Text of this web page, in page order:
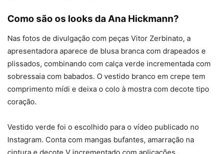
Como são os looks da Ana Hickmann?
Nas fotos de divulgação com peças Vitor Zerbinato, a
apresentadora aparece de blusa branca com drapeados e
plissados, combinando com calça verde incrementada com
sobressaia com babados. O vestido branco em crepe tem
comprimento mídi e deixa o colo à mostra com decote tipo
coração.
Vestido verde foi o escolhido para o vídeo publicado no
Instagram. Conta com mangas bufantes, amarração na